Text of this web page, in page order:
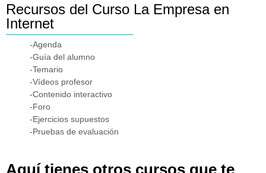
Recursos del Curso La Empresa en
Internet
-Agenda
-Guía del alumno
-Temario
-Vídeos profesor
-Contenido interactivo
-Foro
-Ejercicios supuestos
-Pruebas de evaluación
Aquí tienes otros cursos que te